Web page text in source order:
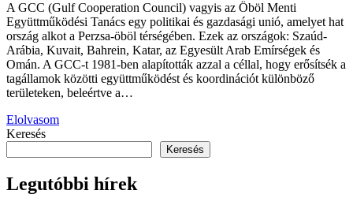
A GCC (Gulf Cooperation Council) vagyis az Öböl Menti
Együttműködési Tanács egy politikai és gazdasági unió, amelyet hat
ország alkot a Perzsa-öböl térségében. Ezek az országok: Szaúd-
Arábia, Kuvait, Bahrein, Katar, az Egyesült Arab Emírségek és
Omán. A GCC-t 1981-ben alapították azzal a céllal, hogy erősítsék a
tagállamok közötti együttműködést és koordinációt különböző
területeken, beleértve a…
Elolvasom
Keresés
Keresés
Legutóbbi hírek